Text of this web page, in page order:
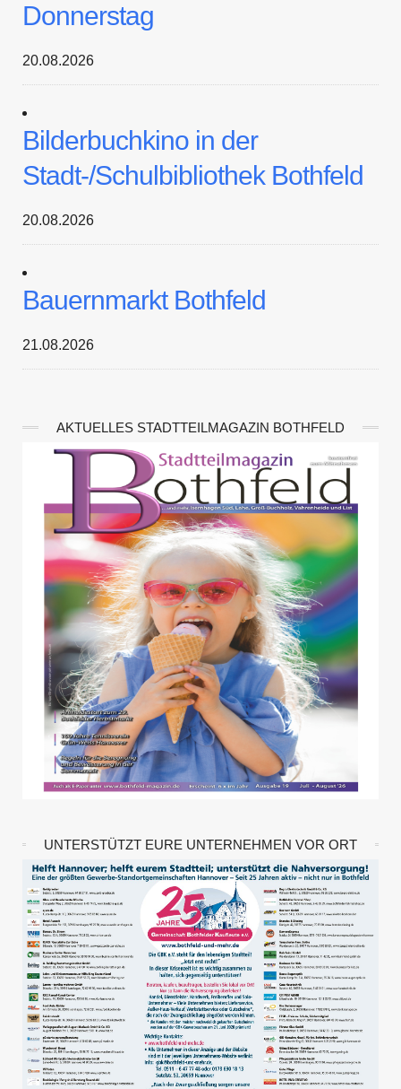
Donnerstag
20.08.2026
Bilderbuchkino in der
Stadt-/Schulbibliothek Bothfeld
20.08.2026
Bauernmarkt Bothfeld
21.08.2026
AKTUELLES STADTTEILMAGAZIN BOTHFELD
UNTERSTÜTZT EURE UNTERNEHMEN VOR ORT